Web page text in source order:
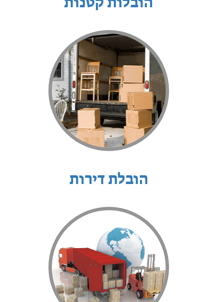
הובלות קטנות
הובלת דירות